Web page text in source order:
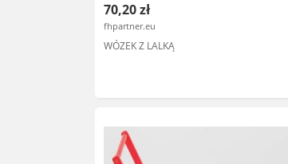
70,20 zł
fhpartner.eu
WÓZEK Z LALKĄ